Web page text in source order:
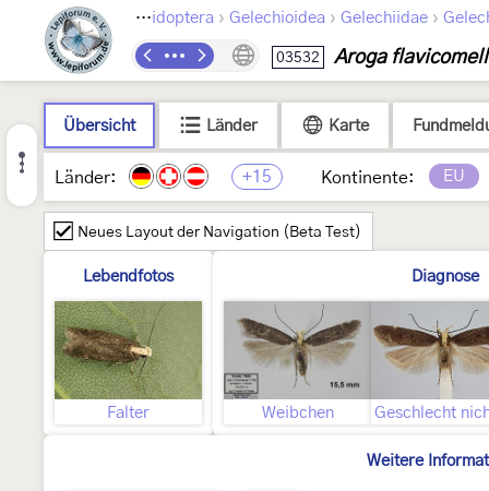
Lepidoptera › Gelechioidea › Gelechiidae ›
03532 Aroga
Übersicht Länder Karte
Länder: +15 Kontinente: EU
Neues Layout der Navigation (Beta Test)
Lebendfotos
Falter
Diagnose
Weibchen
Weitere